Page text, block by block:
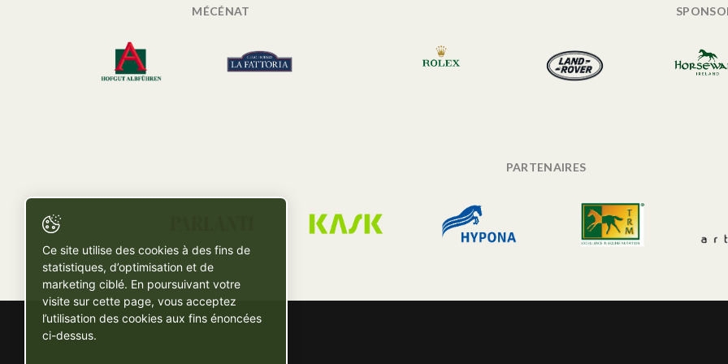
MÉCÉNAT
PARTENAIRES
Ce site utilise des cookies à des fins de
statistiques, d’optimisation et de
marketing ciblé. En poursuivant votre
visite sur cette page, vous acceptez
l’utilisation des cookies aux fins énoncées
ci-dessus.